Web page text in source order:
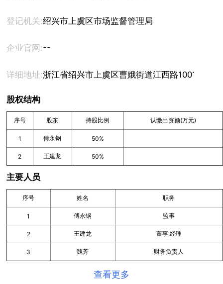
登记机关:绍兴市上虞区市场监督管理局
企业官网:--
详细地址:浙江省绍兴市上虞区曹娥街道江西路1001号余
股权结构
序号 股东 持股比例 认缴出资额(万元)
1 傅永钢 50%
2 王建龙 50%
主要人员
序号 姓名 职务
1 傅永钢 监事
2 王建龙 董事,经理
3 魏芳 财务负责人
查看更多